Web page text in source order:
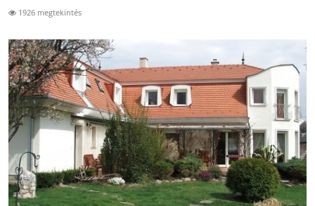
1926 megtekintés